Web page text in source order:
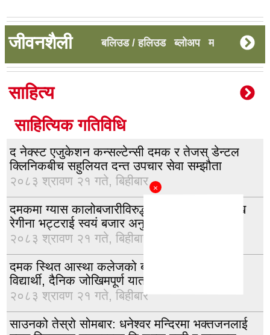
जीवनशैली बलिउड / हलिउड ब्लोअप मनोरञ्जन
साहित्य
साहित्यिक गतिविधि
द नेक्स्ट एजुकेशन कन्सल्टेन्सी दमक र तेजस् डेन्टल
क्लिनिकबीच सहुलियत दन्त उपचार सेवा सम्झौता
२०८३ श्रावण २१ गते, बिहीबार
दमकमा ग्यास कालोबजारीविरुद्ध कडा कदम, उपप्रमुख
रेगीना भट्टराई स्वयं बजार अनुगमनमा
२०८३ श्रावण २१ गते, बिहीबार
दमक स्थित आस्था कलेजको बसमा क्षमताभन्दा बढी
विद्यार्थी, दैनिक जोखिमपूर्ण यात्रा गर्न बाध्य
२०८३ श्रावण २१ गते, बिहीबार
साउनको तेस्रो सोमबार: धनेश्वर मन्दिरमा भक्तजनलाई
×